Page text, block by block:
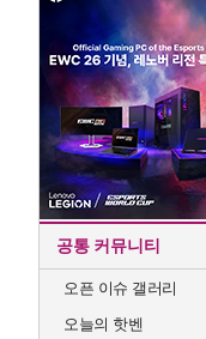
공통 커뮤니티
오픈 이슈 갤러리
오늘의 핫벤